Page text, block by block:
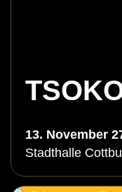
13. November
Stadthalle